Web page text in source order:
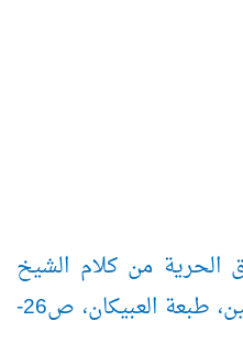
الحرية من كلام الشيخ
صالح بن عبدالرحمن الحصين، طبعة العبيكان، ص26-